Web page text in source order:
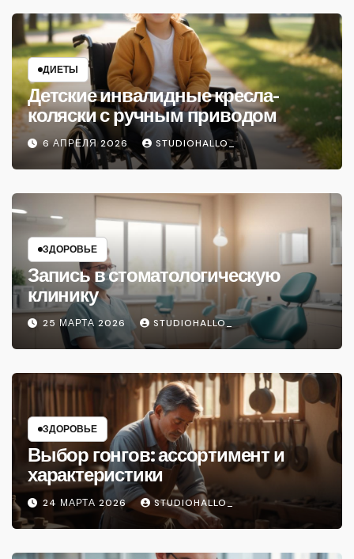
ДИЕТЫ
Детские инвалидные кресла-
коляски с ручным приводом
6 АПРЕЛЯ 2026 STUDIOHALLO_
ЗДОРОВЬЕ
Запись в стоматологическую
клинику
25 МАРТА 2026 STUDIOHALLO_
ЗДОРОВЬЕ
Выбор гонгов: ассортимент и
характеристики
24 МАРТА 2026 STUDIOHALLO_